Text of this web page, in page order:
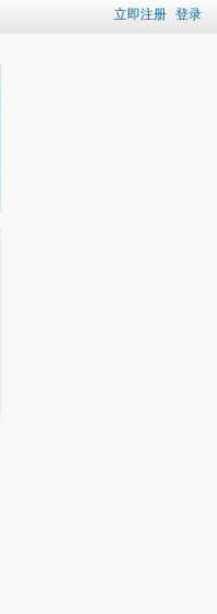
立即注册 登录